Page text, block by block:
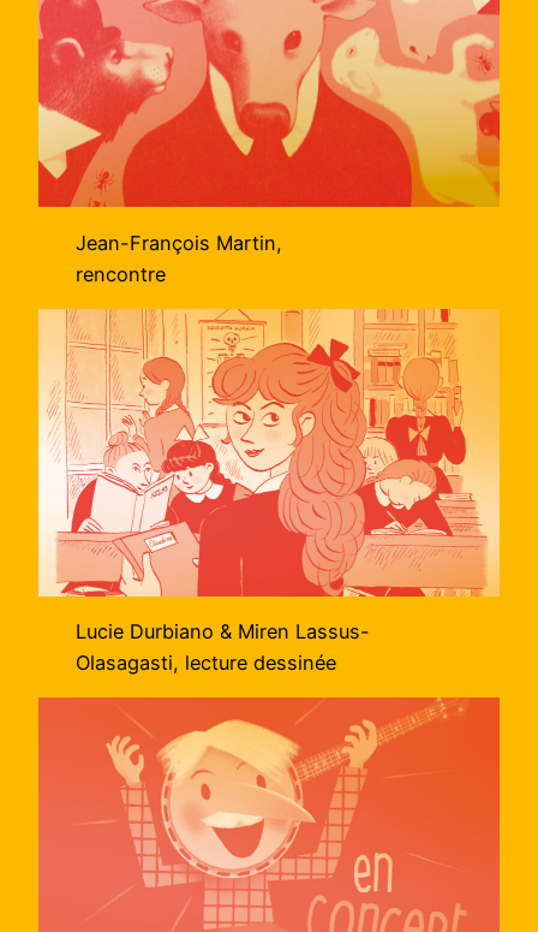
Jean-François Martin,
rencontre
Lucie Durbiano & Miren Lassus-
Olasagasti, lecture dessinée